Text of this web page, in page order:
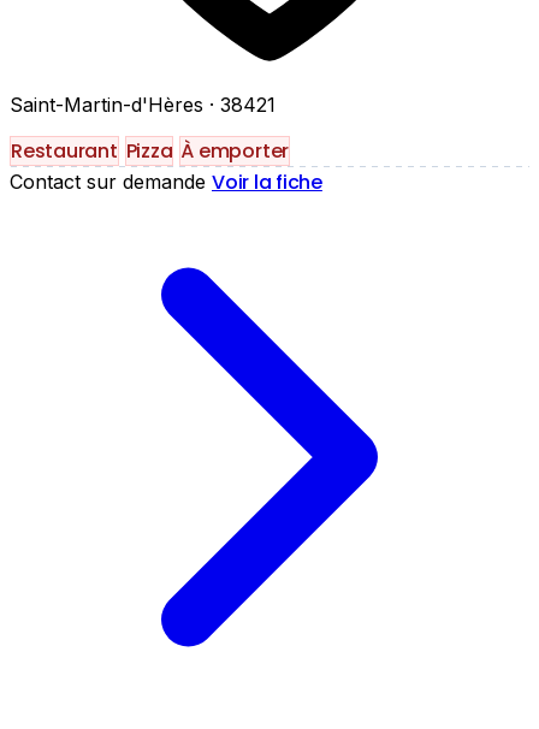
Saint-Martin-d'Hères · 38421
Restaurant Pizza À emporter
Contact sur demande Voir la fiche